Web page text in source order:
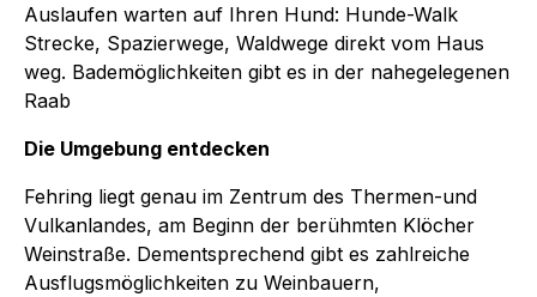
Auslaufen warten auf Ihren Hund: Hunde-Walk
Strecke, Spazierwege, Waldwege direkt vom Haus
weg. Bademöglichkeiten gibt es in der nahegelegenen
Raab
Die Umgebung entdecken
Fehring liegt genau im Zentrum des Thermen-und
Vulkanlandes, am Beginn der berühmten Klöcher
Weinstraße. Dementsprechend gibt es zahlreiche
Ausflugsmöglichkeiten zu Weinbauern,